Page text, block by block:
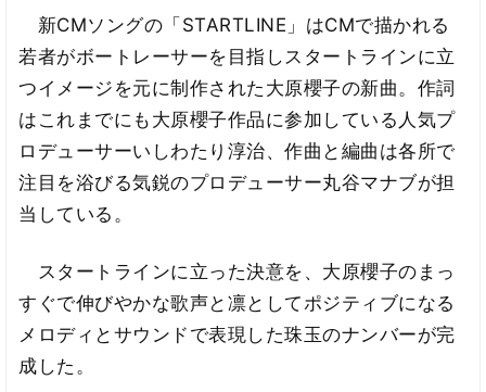
新CMソングの「STARTLINE」はCMで描かれる
若者がボートレーサーを目指しスタートラインに立
つイメージを元に制作された大原櫻子の新曲。作詞
はこれまでにも大原櫻子作品に参加している人気プ
ロデューサーいしわたり淳治、作曲と編曲は各所で
注目を浴びる気鋭のプロデューサー丸谷マナブが担
当している。
スタートラインに立った決意を、大原櫻子のまっ
すぐで伸びやかな歌声と凛としてポジティブになる
メロディとサウンドで表現した珠玉のナンバーが完
成した。